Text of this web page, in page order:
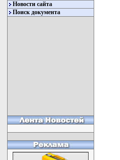
Новости сайта
Поиск документа